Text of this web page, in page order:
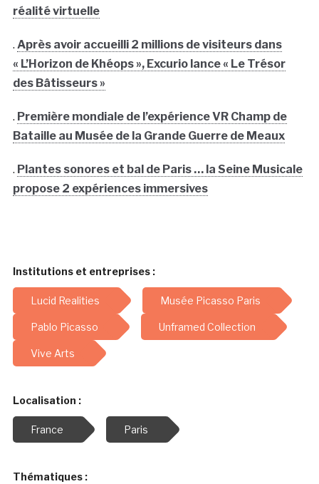
réalité virtuelle
. Après avoir accueilli 2 millions de visiteurs dans
« L’Horizon de Khéops », Excurio lance « Le Trésor
des Bâtisseurs »
. Première mondiale de l’expérience VR Champ de
Bataille au Musée de la Grande Guerre de Meaux
. Plantes sonores et bal de Paris … la Seine Musicale
propose 2 expériences immersives
Institutions et entreprises :
Lucid Realities Musée Picasso Paris
Pablo Picasso Unframed Collection
Vive Arts
Localisation :
France Paris
Thématiques :